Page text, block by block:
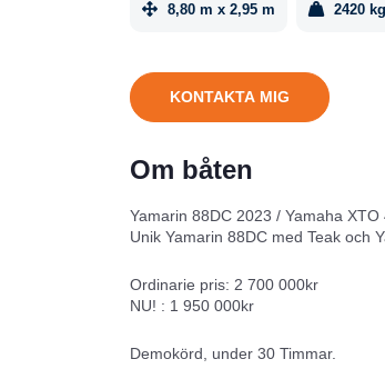
8,80 m x 2,95 m 2420 kg
KONTAKTA MIG
Om båten
Yamarin 88DC 2023 / Yamaha XTO
Unik Yamarin 88DC med Teak och
Ordinarie pris: 2 700 000kr
NU! : 1 950 000kr
Demokörd, under 30 Timmar.